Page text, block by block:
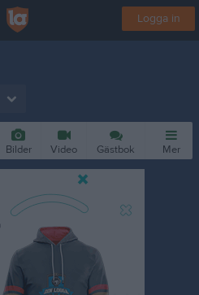
Logga in
Bilder Video Gästbok Mer